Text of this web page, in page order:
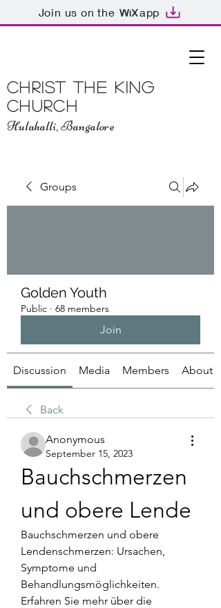
Join us on the app
Christ The King
Church
Hulahalli, Bangalore
Groups
Golden Youth
Public · 68 members
Join
Discussion Media Members About
Back
Anonymous
September 15, 2023
Bauchschmerzen
und obere Lende
Bauchschmerzen und obere
Lendenschmerzen: Ursachen,
Symptome und
Behandlungsmöglichkeiten.
Erfahren Sie mehr über die